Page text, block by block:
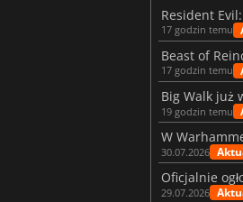
17 godzin temu
17 godzin temu
19 godzin temu
30.07.2026
Oficjalnie
29.07.2026